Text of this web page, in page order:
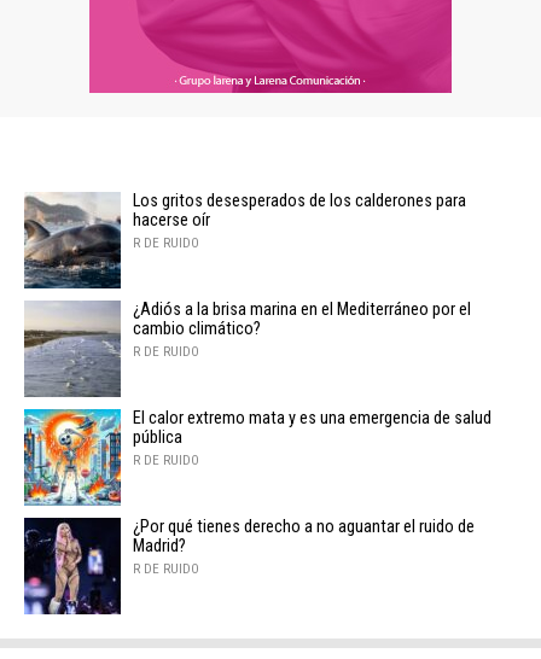
Los gritos desesperados de los calderones para
hacerse oír
R DE RUIDO
¿Adiós a la brisa marina en el Mediterráneo por el
cambio climático?
R DE RUIDO
El calor extremo mata y es una emergencia de salud
pública
R DE RUIDO
¿Por qué tienes derecho a no aguantar el ruido de
Madrid?
R DE RUIDO